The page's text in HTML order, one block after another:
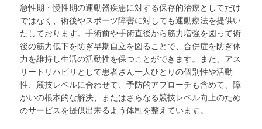
急性期・慢性期の運動器疾患に対する保存的治療としてだけ
ではなく、術後やスポーツ障害に対しても運動療法を提供い
たしております。手術前や手術直後から筋力増強を図って術
後の筋力低下を防ぎ早期自立を図ることで、合併症を防ぎ体
力を維持し生活の活動性を保つことができます。また、アス
リートリハビリとして患者さん一人ひとりの個別性や活動
性、競技レベルに合わせて、予防的アプローチも含めて、障
がいの根本的な解決、またはさらなる競技レベル向上のため
のサービスを提供出来るよう体制を整えています。